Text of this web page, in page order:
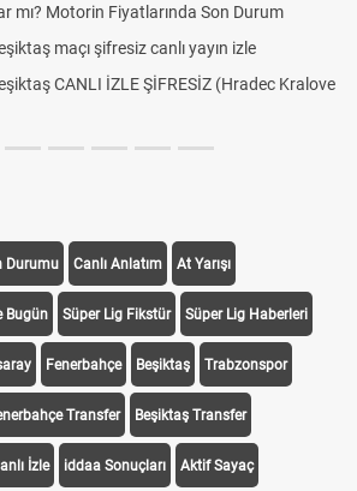
mı? Motorin Fiyatlarında Son Durum
maçı şifresiz canlı yayın izle
CANLI İZLE ŞİFRESİZ (Hradec Kralove
Durumu Canlı Anlatım At Yarışı
Bugün Süper Lig Fikstür Süper Lig Haberleri
Fenerbahçe Beşiktaş Trabzonspor
Transfer Beşiktaş Transfer
İzle iddaa Sonuçları Aktif Sayaç